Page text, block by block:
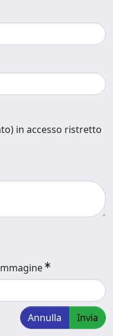
in accesso ristretto
Annulla Invia